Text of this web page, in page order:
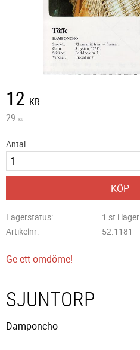
Nedsatt pris:
12 KR
Ordinarie pris:
29 KR
Antal
KÖP
Lagerstatus
1 st i lager
Artikelnr
52.1181
Ge ett omdöme!
SJUNTORP
Damponcho